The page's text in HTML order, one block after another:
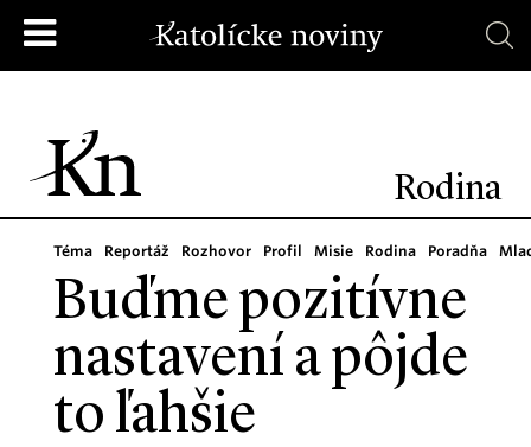
Rodina
Téma Reportáž Rozhovor Profil Misie Rodina Poradňa
Buďme pozitívne
nastavení a pôjde
to ľahšie